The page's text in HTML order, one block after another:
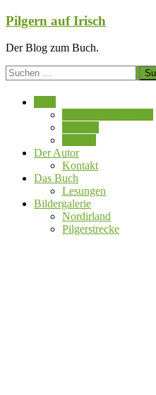
Zum
Inhalt
springen
Pilgern auf Irisch
Der Blog zum Buch.
Suchen
nach:
Der Autor
Kontakt
Das Buch
Lesungen
Bildergalerie
Nordirland
Pilgerstrecke